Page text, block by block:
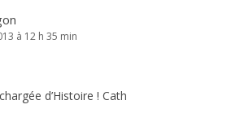
à 12 h 35 min
d’Histoire ! Cath